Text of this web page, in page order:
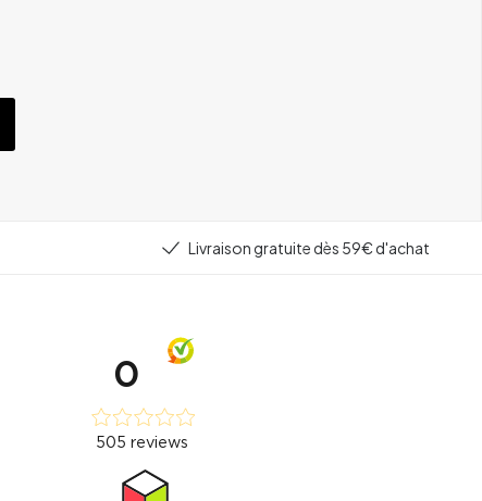
Livraison gratuite dès 59€ d'achat